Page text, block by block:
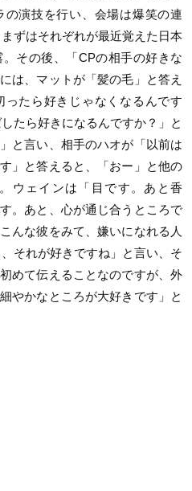
演技を行い、会場は爆笑の連
ずはそれぞれが最近覚えた日本
その後、「CPの相手の好きな
は、マットが「髪の毛」と答え
ったら好きじゃなくなるんです
たら好きになるんですか？」と
と言い、相手のハオが「以前は
」と答えると、「おー」と他の
ウェインは「目です。あと香
。あと、心が通じ合うところで
んな彼をみて、嫌いになれる人
それが好きですね」と言い、そ
めて伝えることなのですが、外
やかなところが大好きです」と